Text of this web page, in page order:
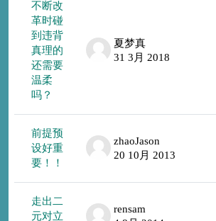
不断改
革时碰
到违背
真理的
还需要
温柔
吗？
夏梦真
31 3月 2018
前提预
设好重
要！！
zhaoJason
20 10月 2013
走出二
元对立
rensam